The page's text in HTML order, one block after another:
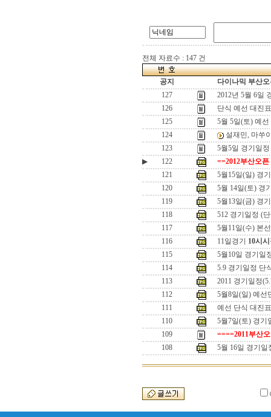
전체 자료수 : 147 건
공지
다이나믹 부산
127
2012년 5월 6일
126
단식 예선 대진표
125
5월 5일(토) 예
124
설재민, 마쑤
123
5월5일 경기일
▶
122
==2012부산오
121
5월15일(일) 경
120
5월 14일(토) 경
119
5월13일(금) 경
118
512 경기일정 (
117
5월11일(수) 본
116
11일경기 10시
115
5월10일 경기일
114
5.9 경기일정 단
113
2011 경기일정
112
5월8일(일) 예선
111
예선 단식 대진표
110
5월7일(토) 경기
109
====2011부산
108
5월 16일 경기일